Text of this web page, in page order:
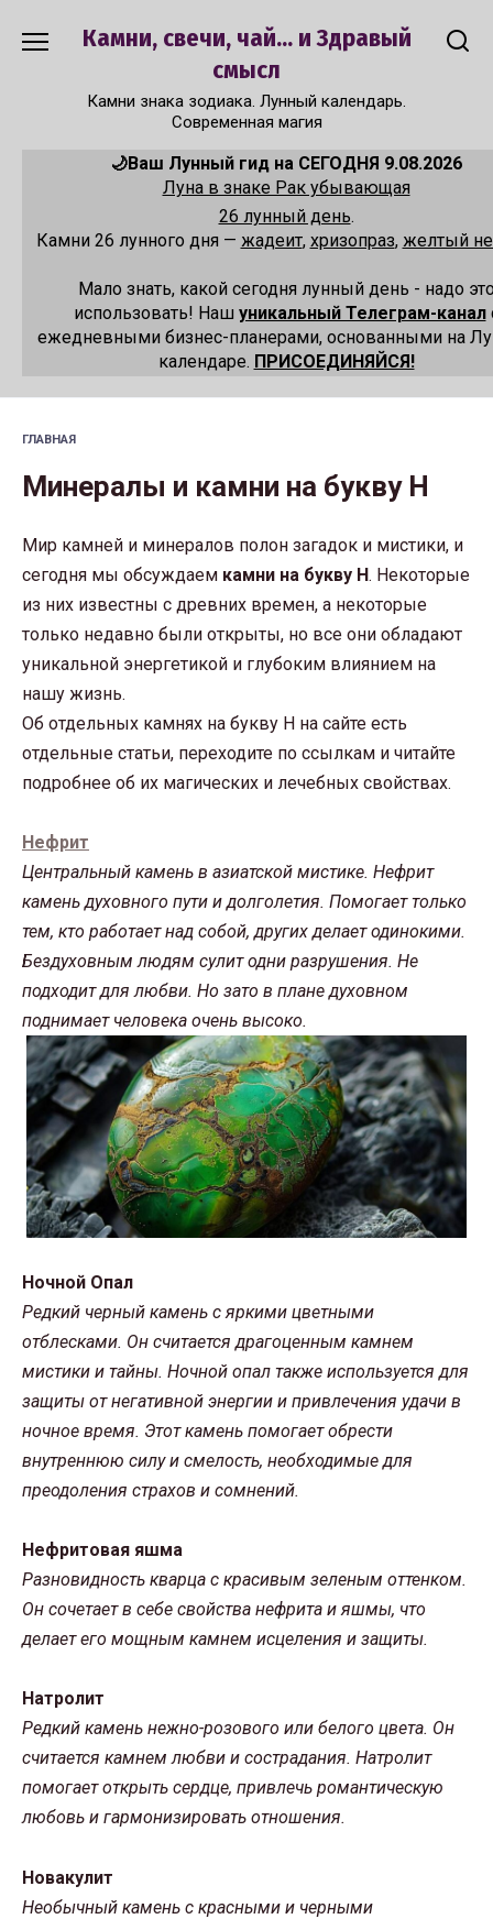
Камни, свечи, чай... и Здравый
смысл
Камни знака зодиака. Лунный календарь.
Современная магия
🌙Ваш Лунный гид на СЕГОДНЯ 9.08.2026
Луна в знаке Рак убывающая
26 лунный день.
Камни 26 лунного дня — жадеит, хризопраз, желтый
Мало знать, какой сегодня лунный день - надо
использовать! Наш уникальный Телеграм-канал
ежедневными бизнес-планерами, основанными на
календаре. ПРИСОЕДИНЯЙСЯ!
ГЛАВНАЯ
Минералы и камни на букву Н
Мир камней и минералов полон загадок и мистики, и
сегодня мы обсуждаем камни на букву Н. Некоторые
из них известны с древних времен, а некоторые
только недавно были открыты, но все они обладают
уникальной энергетикой и глубоким влиянием на
нашу жизнь.
Об отдельных камнях на букву Н на сайте есть
отдельные статьи, переходите по ссылкам и читайте
подробнее об их магических и лечебных свойствах.
Нефрит
Центральный камень в азиатской мистике. Нефрит
камень духовного пути и долголетия. Помогает только
тем, кто работает над собой, других делает одинокими.
Бездуховным людям сулит одни разрушения. Не
подходит для любви. Но зато в плане духовном
поднимает человека очень высоко.
Ночной Опал
Редкий черный камень с яркими цветными
отблесками. Он считается драгоценным камнем
мистики и тайны. Ночной опал также используется для
защиты от негативной энергии и привлечения удачи в
ночное время. Этот камень помогает обрести
внутреннюю силу и смелость, необходимые для
преодоления страхов и сомнений.
Нефритовая яшма
Разновидность кварца с красивым зеленым оттенком.
Он сочетает в себе свойства нефрита и яшмы, что
делает его мощным камнем исцеления и защиты.
Натролит
Редкий камень нежно-розового или белого цвета. Он
считается камнем любви и сострадания. Натролит
помогает открыть сердце, привлечь романтическую
любовь и гармонизировать отношения.
Новакулит
Необычный камень с красными и черными